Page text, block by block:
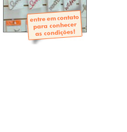
- Mini-Álbuns
- Páginas Mini
- Páginas Scrap
- Argolas